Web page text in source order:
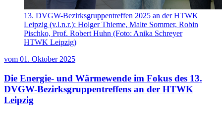
13. DVGW-Bezirksgruppentreffen 2025 an der HTWK
Leipzig (v.l.n.r.): Holger Thieme, Malte Sommer, Robin
Pischko, Prof. Robert Huhn (Foto: Anika Schreyer
HTWK Leipzig)
vom 01. Oktober 2025
Die Energie- und Wärmewende im Fokus des 13.
DVGW-Bezirksgruppentreffens an der HTWK
Leipzig